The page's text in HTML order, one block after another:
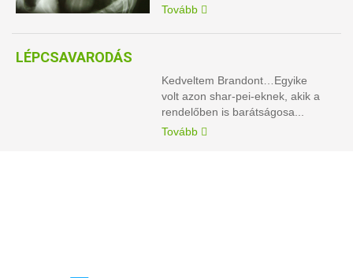
Tovább
LÉPCSAVARODÁS
Kedveltem Brandont…Egyike
volt azon shar-pei-eknek, akik a
rendelőben is barátságosa...
Tovább